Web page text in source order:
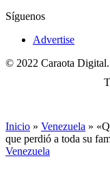
Síguenos
Advertise
© 2022 Caraota Digital.
Inicio » Venezuela »
que perdió a toda su
Venezuela